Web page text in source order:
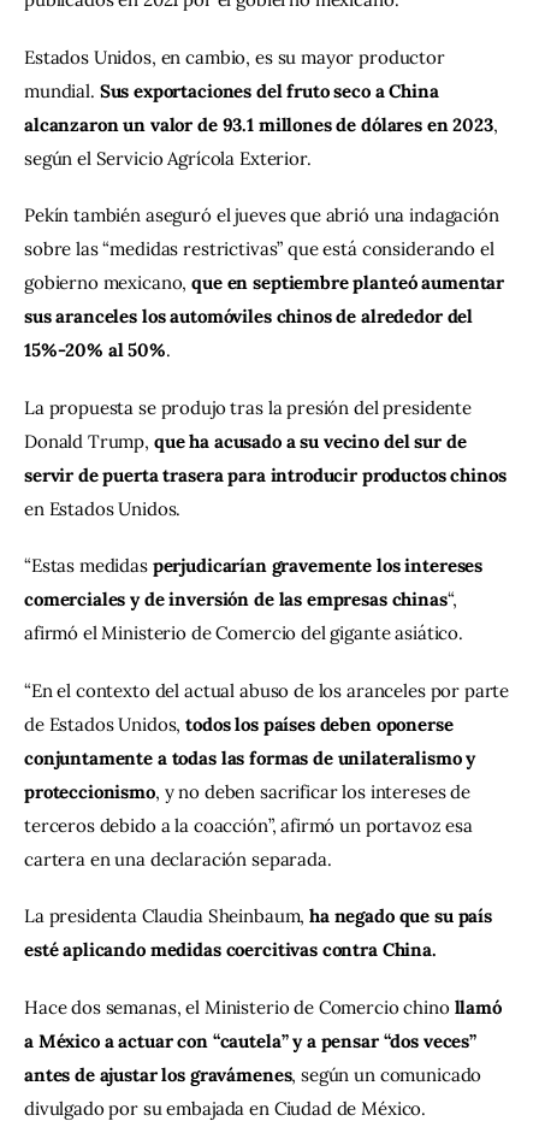
Estados Unidos, en cambio, es su mayor productor
mundial. Sus exportaciones del fruto seco a China
alcanzaron un valor de 93.1 millones de dólares en 2023,
según el Servicio Agrícola Exterior.
Pekín también aseguró el jueves que abrió una indagación
sobre las “medidas restrictivas” que está considerando el
gobierno mexicano, que en septiembre planteó aumentar
sus aranceles los automóviles chinos de alrededor del
15%-20% al 50%.
La propuesta se produjo tras la presión del presidente
Donald Trump, que ha acusado a su vecino del sur de
servir de puerta trasera para introducir productos chinos
en Estados Unidos.
“Estas medidas perjudicarían gravemente los intereses
comerciales y de inversión de las empresas chinas“,
afirmó el Ministerio de Comercio del gigante asiático.
“En el contexto del actual abuso de los aranceles por parte
de Estados Unidos, todos los países deben oponerse
conjuntamente a todas las formas de unilateralismo y
proteccionismo, y no deben sacrificar los intereses de
terceros debido a la coacción”, afirmó un portavoz esa
cartera en una declaración separada.
La presidenta Claudia Sheinbaum, ha negado que su país
esté aplicando medidas coercitivas contra China.
Hace dos semanas, el Ministerio de Comercio chino llamó
a México a actuar con “cautela” y a pensar “dos veces”
antes de ajustar los gravámenes, según un comunicado
divulgado por su embajada en Ciudad de México.